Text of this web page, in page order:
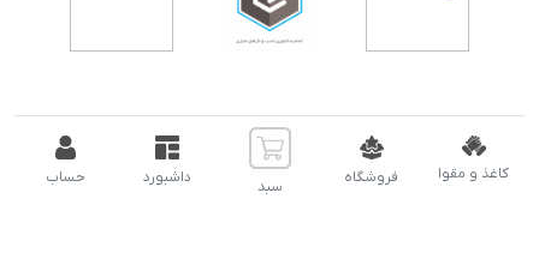
کاغذ و مقوا فروشگاه سبد داشبورد حساب
تمام حقوق مادی و معنوی سایت برای شرکت اسپاد توسعه نویان (